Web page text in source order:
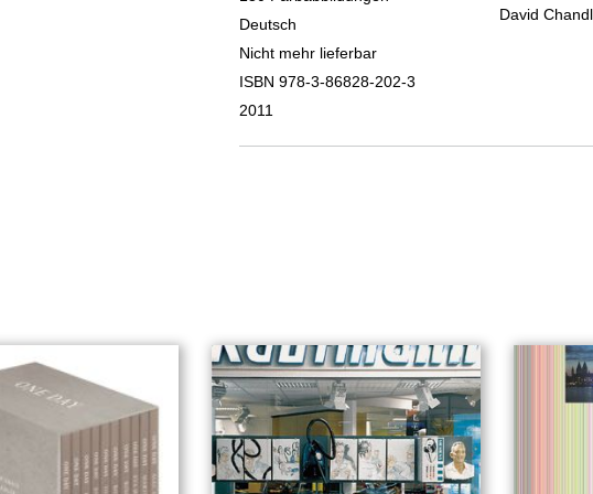
Deutsch
Nicht mehr lieferbar
ISBN 978-3-86828-202-3
2011
David